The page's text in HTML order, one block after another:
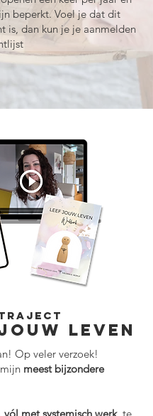
beperkt. Voel je dat dit
is, dan kun je je aanmelden
traject
LEVEN
Op veler verzoek!
meest bijzondere